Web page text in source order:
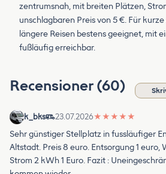
zentrumsnah, mit breiten Plätzen,
unschlagbaren Preis von 5 €. Für
längere Reisen bestens geeignet, mit
fußläufig erreichbar.
Recensioner (60)
k_bks 23.07.2026★ ★ ★ ★ ★
Sehr günstiger Stellplatz in fussläufiger
Altstadt. Preis 8 euro. Entsorgung 1 euro,
Strom 2 kWh 1 Euro. Fazit :